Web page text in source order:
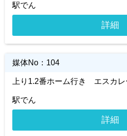
駅でん
詳細
媒体No： 104
上り1.2番ホーム行き エスカレ
駅でん
詳細